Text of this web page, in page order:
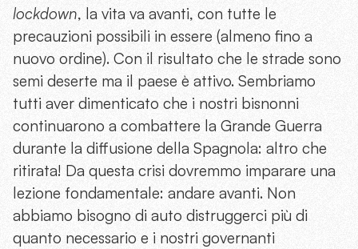
lockdown, la vita va avanti, con tutte le
precauzioni possibili in essere (almeno fino a
nuovo ordine). Con il risultato che le strade sono
semi deserte ma il paese è attivo. Sembriamo
tutti aver dimenticato che i nostri bisnonni
continuarono a combattere la Grande Guerra
durante la diffusione della Spagnola: altro che
ritirata! Da questa crisi dovremmo imparare una
lezione fondamentale: andare avanti. Non
abbiamo bisogno di auto distruggerci più di
quanto necessario e i nostri governanti